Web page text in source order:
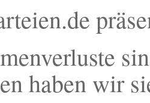
haben wir